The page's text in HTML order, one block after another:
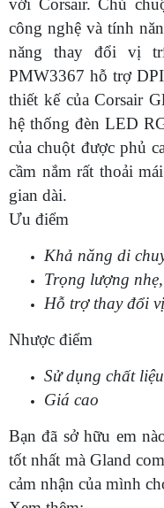
với Corsair. Chú
công nghệ và tính
năng thay đổi vị
PMW3367 hỗ trợ
thiết kế của Corsair
hệ thống đèn LED
của chuột được phủ
cầm nắm rất thoải
gian dài.
Ưu điểm
Khả năng di
Trọng lượng
Hỗ trợ thay đổi
Nhược điểm
Sử dụng chất
Giá cao
Bạn đã sở hữu em
tốt nhất mà Gland
cảm nhận của mình